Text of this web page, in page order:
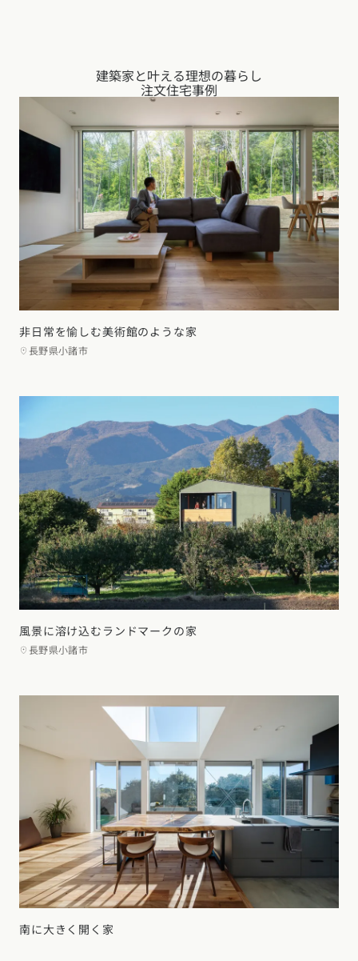
建築家と叶える理想の暮らし
注文住宅事例
非日常を愉しむ美術館のような家
長野県小諸市
風景に溶け込むランドマークの家
長野県小諸市
南に大きく開く家